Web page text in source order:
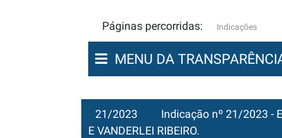
Páginas percorridas: Indicações
MENU DA
21/2023
Indicação nº 21/2023 -
E VANDERLEI RIBEIRO.